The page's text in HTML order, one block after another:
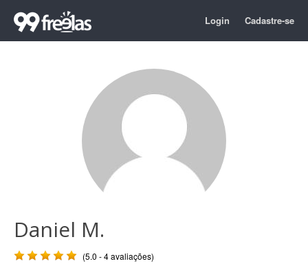
Login Cadastre-se
Daniel M.
(5.0 - 4 avaliações)